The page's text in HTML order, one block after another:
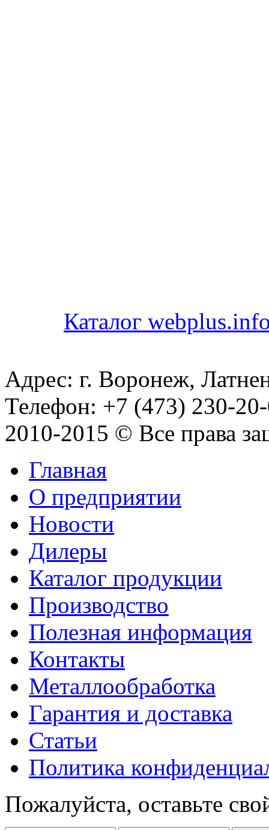
Каталог
Адрес: г. Воронеж,
Телефон: +7 (473) 230-
2010-2015 © Все права
Главная
О предприятии
Новости
Дилеры
Каталог продукции
Производство
Полезная информация
Контакты
Металлообработка
Гарантия и доставка
Статьи
Политика
Пожалуйста, оставьте